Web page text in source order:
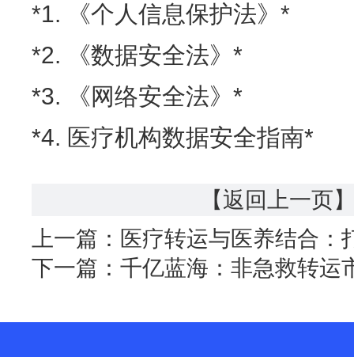
*1. 《个人信息保护法》*
*2. 《数据安全法》*
*3. 《网络安全法》*
*4. 医疗机构数据安全指南*
【返回上一页
上一篇： 医疗转运与医养结合：
下一篇： 千亿蓝海：非急救转运